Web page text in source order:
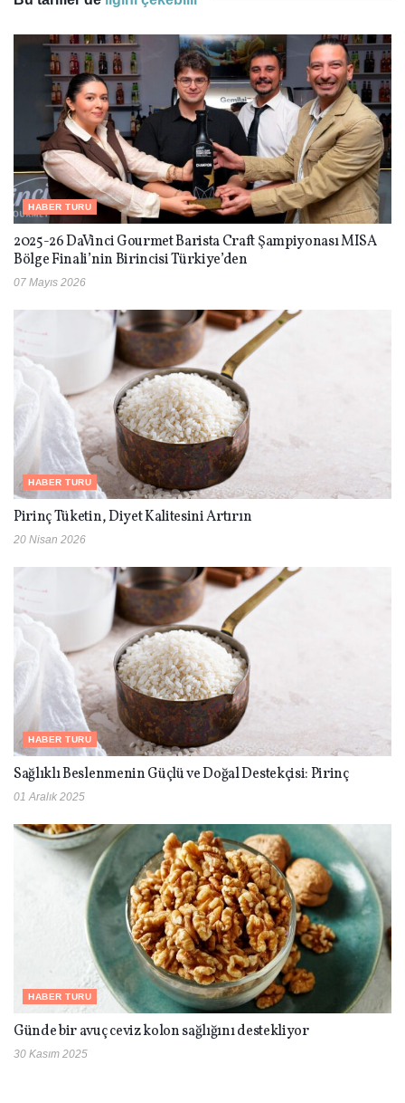
HABER TURU
2025-26 DaVinci Gourmet Barista Craft Şampiyonası MISA
Bölge Finali’nin Birincisi Türkiye’den
07 Mayıs 2026
HABER TURU
Pirinç Tüketin, Diyet Kalitesini Artırın
20 Nisan 2026
HABER TURU
Sağlıklı Beslenmenin Güçlü ve Doğal Destekçisi: Pirinç
01 Aralık 2025
HABER TURU
Günde bir avuç ceviz kolon sağlığını destekliyor
30 Kasım 2025